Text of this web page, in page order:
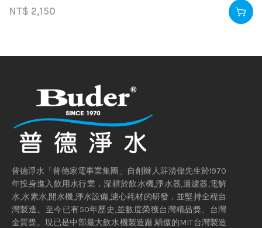
NT$ 2,150
普德淨水「普德家電事業集團」自創辦人莊清偉先生於1970
年投身進入飲用水行業，深耕於飲水機,淨水器,過濾器,電解
水,水素水,開水機,淨水設備,濾心耗材的研發，並堅持全程台
灣製造。至今已有50年歷史,並數度榮獲台灣精品獎、台灣
金質獎。現已是中部最大飲水機製造廠,驕傲的MIT台灣製造